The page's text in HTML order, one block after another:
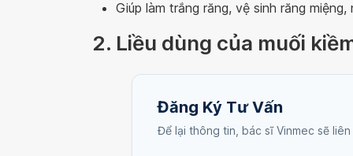
Giúp làm trắng răng, vệ sinh răng
2. Liều dùng của muối
Đăng Ký Tư Vấn
Để lại thông tin, bác sĩ Vinmec sẽ